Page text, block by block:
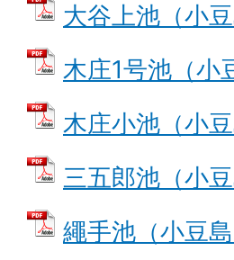
大谷上池（小
木庄1号池（小
木庄小池（小
三五郎池（小
繩手池（小豆